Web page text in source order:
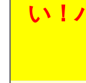
い！